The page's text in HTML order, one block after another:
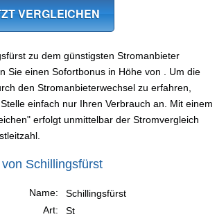
zu dem günstigsten Stromanbieter
Sie einen Sofortbonus in Höhe von . Um die
den Stromanbieterwechsel zu erfahren,
einfach nur Ihren Verbrauch an. Mit einem
erfolgt unmittelbar der Stromvergleich
Schillingsfürst
Name:
Schillingsfürst
Art:
St